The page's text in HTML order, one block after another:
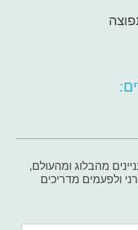
מהבלוג ומהעולם,
ולפעמים מדריכים